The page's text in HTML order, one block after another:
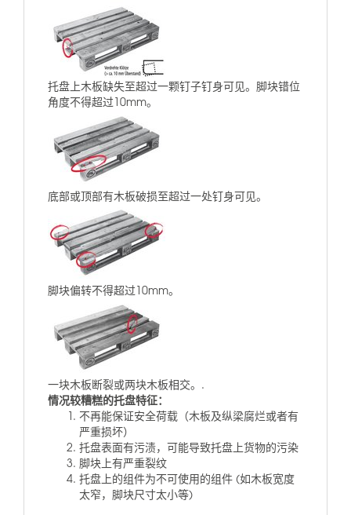
托盘上木板缺失至超过一颗钉子钉身可见。脚块错位
角度不得超过10mm。
底部或顶部有木板破损至超过一处钉身可见。
脚块偏转不得超过10mm。
一块木板断裂或两块木板相交。.
情况较糟糕的托盘特征：
不再能保证安全荷载（木板及纵梁腐烂或者有
严重损坏）
托盘表面有污渍，可能导致托盘上货物的污染
脚块上有严重裂纹
托盘上的组件为不可使用的组件 (如木板宽度
太窄，脚块尺寸太小等)